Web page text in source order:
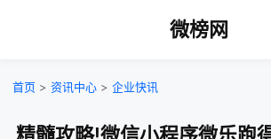
微榜网
首页 > 资讯中心 > 企业快讯